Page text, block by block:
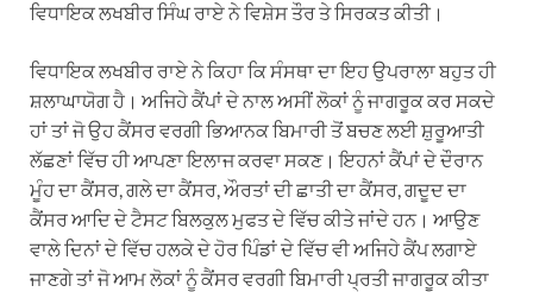
ਵਿਧਾਇਕ ਲਖਬੀਰ ਸਿੰਘ ਰਾਏ ਨੇ ਵਿਸ਼ੇਸ ਤੌਰ ਤੇ ਸਿਰਕਤ ਕੀਤੀ।
ਵਿਧਾਇਕ ਲਖਬੀਰ ਰਾਏ ਨੇ ਕਿਹਾ ਕਿ ਸੰਸਥਾ ਦਾ ਇਹ ਉਪਰਾਲਾ ਬਹੁਤ ਹੀ
ਸ਼ਲਾਘਾਯੋਗ ਹੈ। ਅਜਿਹੇ ਕੈਂਪਾਂ ਦੇ ਨਾਲ ਅਸੀਂ ਲੋਕਾਂ ਨੂੰ ਜਾਗਰੂਕ ਕਰ ਸਕਦੇ
ਹਾਂ ਤਾਂ ਜੋ ਉਹ ਕੈਂਸਰ ਵਰਗੀ ਭਿਆਨਕ ਬਿਮਾਰੀ ਤੋਂ ਬਚਣ ਲਈ ਸ਼ੁਰੂਆਤੀ
ਲੱਛਣਾਂ ਵਿੱਚ ਹੀ ਆਪਣਾ ਇਲਾਜ ਕਰਵਾ ਸਕਣ। ਇਹਨਾਂ ਕੈਂਪਾਂ ਦੇ ਦੌਰਾਨ
ਮੂੰਹ ਦਾ ਕੈਂਸਰ, ਗਲੇ ਦਾ ਕੈਂਸਰ, ਔਰਤਾਂ ਦੀ ਛਾਤੀ ਦਾ ਕੈਂਸਰ, ਗਦੂਦ ਦਾ
ਕੈਂਸਰ ਆਦਿ ਦੇ ਟੈਸਟ ਬਿਲਕੁਲ ਮੁਫਤ ਦੇ ਵਿੱਚ ਕੀਤੇ ਜਾਂਦੇ ਹਨ। ਆਉਣ
ਵਾਲੇ ਦਿਨਾਂ ਦੇ ਵਿੱਚ ਹਲਕੇ ਦੇ ਹੋਰ ਪਿੰਡਾਂ ਦੇ ਵਿੱਚ ਵੀ ਅਜਿਹੇ ਕੈਂਪ ਲਗਾਏ
ਜਾਣਗੇ ਤਾਂ ਜੋ ਆਮ ਲੋਕਾਂ ਨੂੰ ਕੈਂਸਰ ਵਰਗੀ ਬਿਮਾਰੀ ਪ੍ਰਤੀ ਜਾਗਰੂਕ ਕੀਤਾ